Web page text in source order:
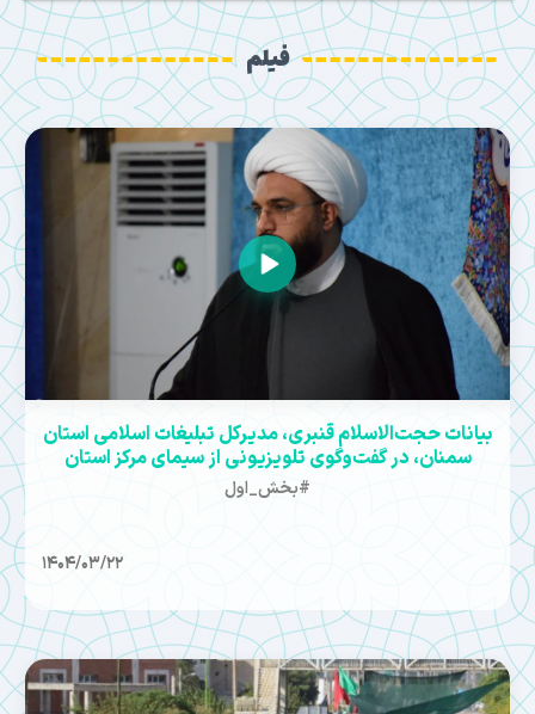
فیلم
بیانات حجت‌الاسلام قنبری، مدیرکل تبلیغات اسلامی استان
سمنان، در گفت‌وگوی تلویزیونی از سیمای مرکز استان
#بخش_اول
1404/03/22